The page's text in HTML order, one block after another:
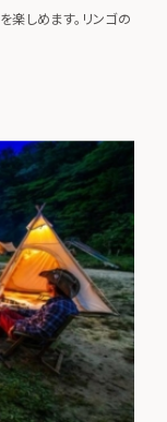
楽しめます。リンゴの